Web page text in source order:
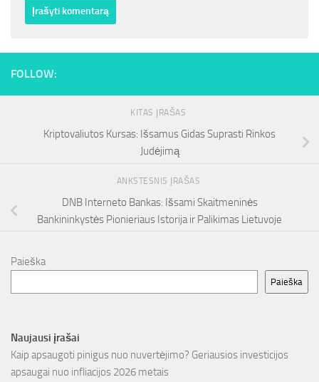
FOLLOW:
KITAS ĮRAŠAS
Kriptovaliutos Kursas: Išsamus Gidas Suprasti Rinkos
Judėjimą
ANKSTESNIS ĮRAŠAS
DNB Interneto Bankas: Išsami Skaitmeninės
Bankininkystės Pionieriaus Istorija ir Palikimas Lietuvoje
Paieška
Paieška
Naujausi įrašai
Kaip apsaugoti pinigus nuo nuvertėjimo? Geriausios investicijos
apsaugai nuo infliacijos 2026 metais